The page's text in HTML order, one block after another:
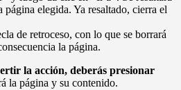
elegida. Ya resaltado, cierra el
de retroceso, con lo que se borrará
la página.
la acción, deberás presionar
la página y su contenido.